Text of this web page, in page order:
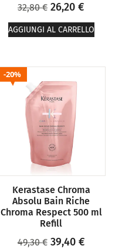
32,80€ 26,20 €
AGGIUNGI AL CARRELLO
20%
Kerastase Chroma
Absolu Bain Riche
Chroma Respect 500 ml
Refill
49,30€ 39,40 €